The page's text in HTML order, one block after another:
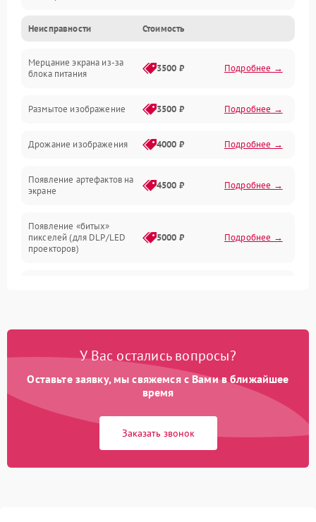
Лампа подсветки
Неисправность управления и интерфейсов
Неисправности Стоимость
Мерцание экрана из-за
блока питания
3500 ₽ Подробнее →
Размытое изображение 3500 ₽ Подробнее →
Дрожание изображения 4000 ₽ Подробнее →
Появление артефактов на
экране
4500 ₽ Подробнее →
Появление «битых»
пикселей (для DLP/LED
проекторов)
5000 ₽ Подробнее →
Нестабильная яркость или
Неравномерная подсветка
4500 ₽ Подробнее →
автоматическая коррекция
трапеции (Keystone)
3000 ₽ Подробнее →
У Вас остались вопросы?
Оставьте заявку, мы свяжемся с Вами в ближайшее
время
Заказать звонок